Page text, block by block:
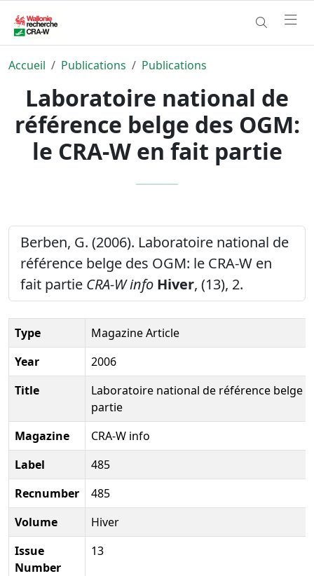
Accueil Publications Publications
Laboratoire national de
référence belge des OGM:
le CRA-W en fait partie
Berben, G. (2006). Laboratoire national de
référence belge des OGM: le CRA-W en
fait partie CRA-W info Hiver, (13), 2.
Type
Magazine Article
Year
2006
Title
Laboratoire national de référence belge
partie
Magazine
CRA-W info
Label
485
Recnumber
485
Volume
Hiver
Issue
Number
13